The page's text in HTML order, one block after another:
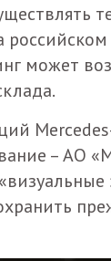
может
– АО